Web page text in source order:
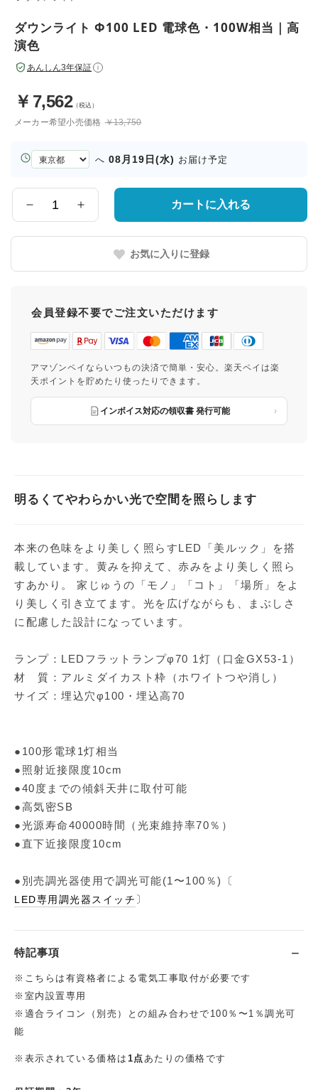
ダウンライト Φ100 LED 電球色・100W相当｜高
演色
あんしん3年保証 i
￥ 7,562（税込）
メーカー希望小売価格 ￥13,750
お
届
県
へ 08月19日(水) お届け予定
量
カートに入れる
お気に入りに登録
会員登録不要でご注文いただけます
アマゾンペイならいつもの決済で簡単・安心。楽天ペイは楽
天ポイントを貯めたり使ったりできます。
インボイス対応の領収書 発行可能
明るくてやわらかい光で空間を照らします
本来の色味をより美しく照らすLED「美ルック」を搭
載しています。黄みを抑えて、赤みをより美しく照ら
すあかり。 家じゅうの「モノ」「コト」「場所」をよ
り美しく引き立てます。光を広げながらも、まぶしさ
に配慮した設計になっています。
ランプ：LEDフラットランプφ70 1灯（口金GX53-1）
材 質：アルミダイカスト枠（ホワイトつや消し）
サイズ：埋込穴φ100・埋込高70
●100形電球1灯相当
●照射近接限度10cm
●40度までの傾斜天井に取付可能
●高気密SB
●光源寿命40000時間（光束維持率70％）
●直下近接限度10cm
●別売調光器使用で調光可能(1〜100％)〔
LED専用調光器スイッチ 〕
特記事項
※こちらは有資格者による電気工事取付が必要です
※室内設置専用
※適合ライコン（別売）との組み合わせで100％〜1％調光可
能
※表示されている価格は 1点あたりの価格です